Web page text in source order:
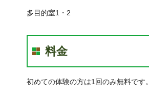
多目的室1・2
料金
初めての体験の方は1回のみ無料です。